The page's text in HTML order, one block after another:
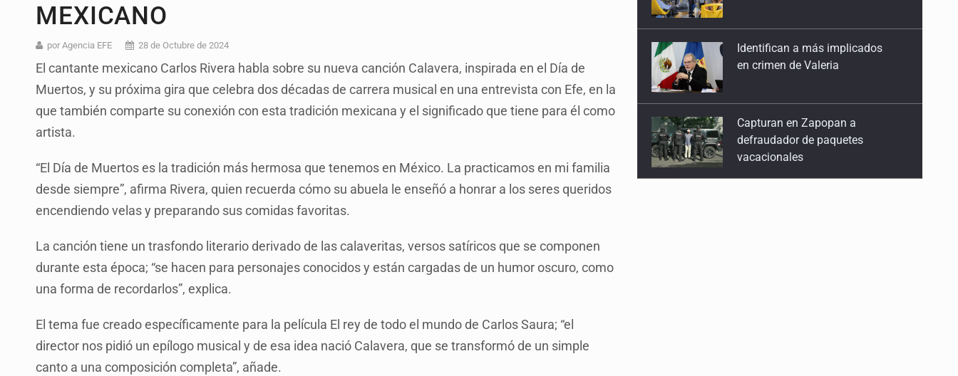
MEXICANO
por Agencia EFE 28 de Octubre de 2024
El cantante mexicano Carlos Rivera habla sobre su nueva canción Calavera, inspirada en el Día de
Muertos, y su próxima gira que celebra dos décadas de carrera musical en una entrevista con Efe, en la
que también comparte su conexión con esta tradición mexicana y el significado que tiene para él como
artista.
“El Día de Muertos es la tradición más hermosa que tenemos en México. La practicamos en mi familia
desde siempre”, afirma Rivera, quien recuerda cómo su abuela le enseñó a honrar a los seres queridos
encendiendo velas y preparando sus comidas favoritas.
La canción tiene un trasfondo literario derivado de las calaveritas, versos satíricos que se componen
durante esta época; “se hacen para personajes conocidos y están cargadas de un humor oscuro, como
una forma de recordarlos”, explica.
El tema fue creado específicamente para la película El rey de todo el mundo de Carlos Saura; “el
director nos pidió un epílogo musical y de esa idea nació Calavera, que se transformó de un simple
canto a una composición completa”, añade.
Identifican a más implicados
en crimen de Valeria
Capturan en Zapopan a
defraudador de paquetes
vacacionales